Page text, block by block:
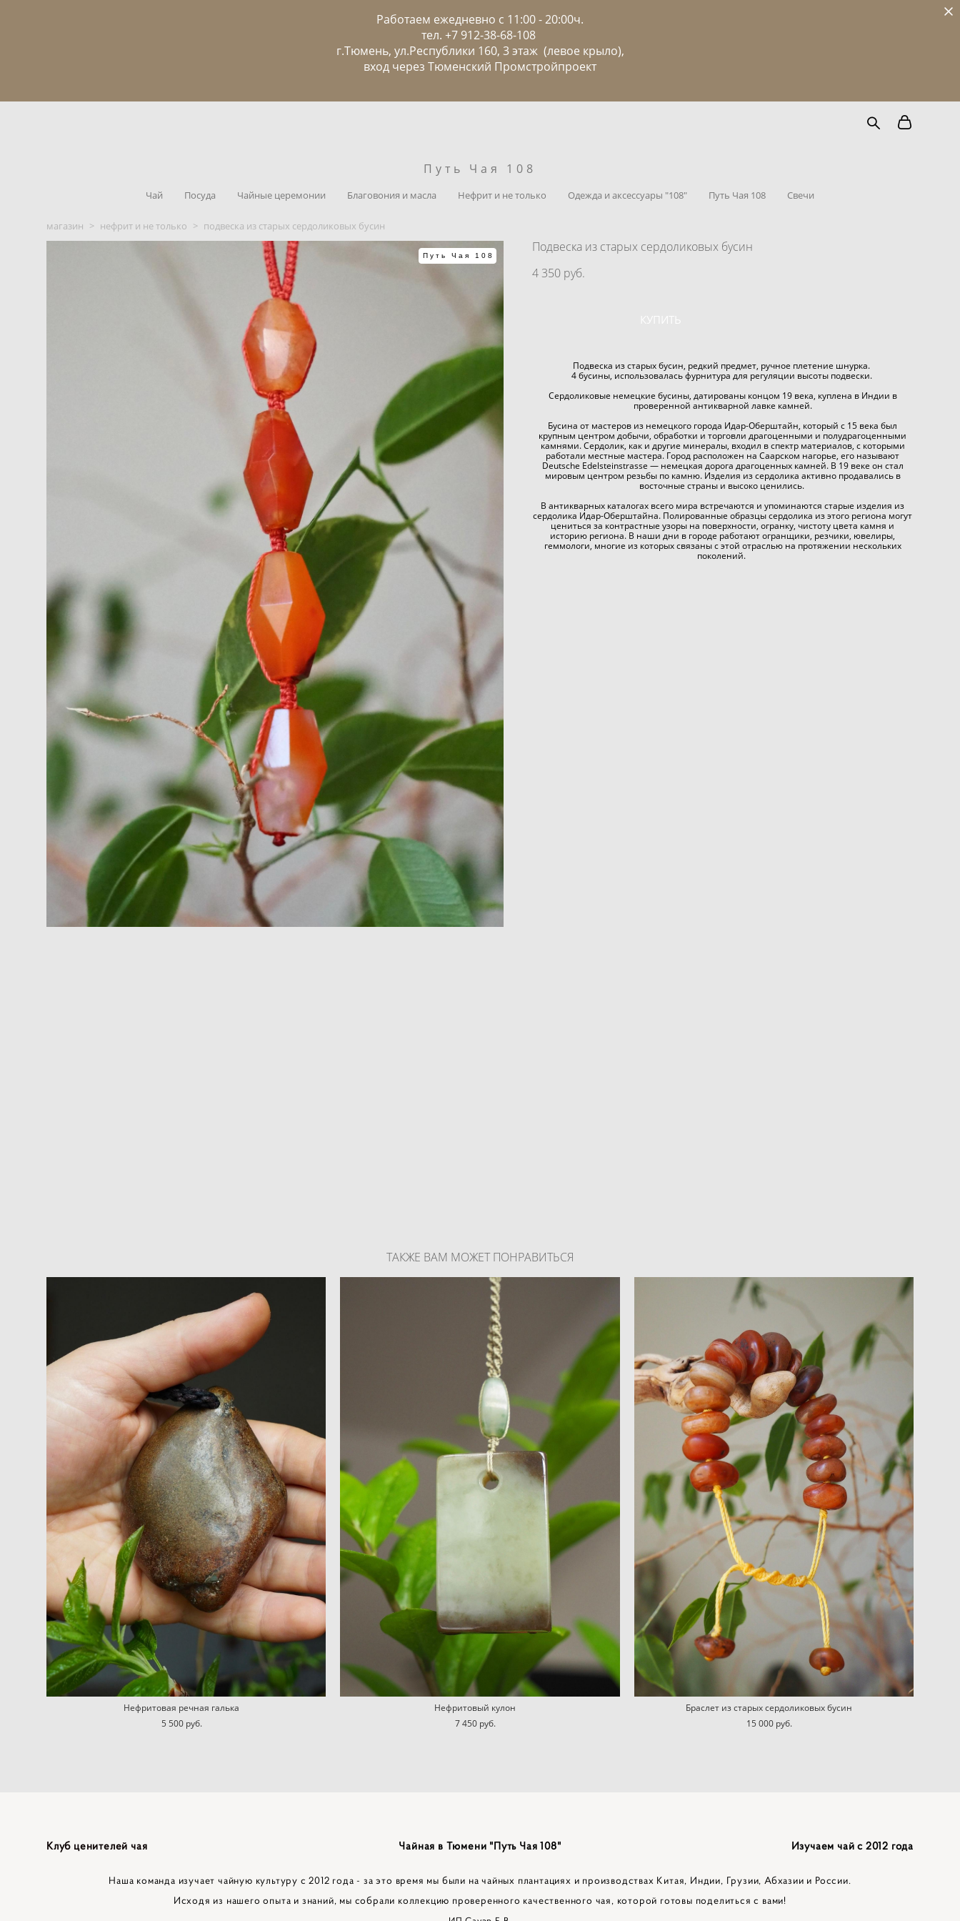
Работаем ежедневно с 11:00 - 20:00ч.
тел. +7 912-38-68-108
г.Тюмень, ул.Республики 160, 3 этаж (левое крыло),
вход через Тюменский Промстройпроект
Путь Чая 108
Чай Посуда Чайные церемонии Благовония и масла Нефрит и не только Одежда и аксессуары "108" Путь Чая 108 Свечи
магазин > нефрит и не только > подвеска из старых сердоликовых бусин
Путь Чая 108
Подвеска из старых сердоликовых бусин
4 350 pуб.
КУПИТЬ
Подвеска из старых бусин, редкий предмет, ручное плетение шнурка.
4 бусины, использовалась фурнитура для регуляции высоты подвески.
Сердоликовые немецкие бусины, датированы концом 19 века, куплена в Индии в
проверенной антикварной лавке камней.
Бусина от мастеров из немецкого города Идар-Оберштайн, который с 15 века был
крупным центром добычи, обработки и торговли драгоценными и полудрагоценными
камнями. Сердолик, как и другие минералы, входил в спектр материалов, с которыми
работали местные мастера. Город расположен на Саарском нагорье, его называют
Deutsche Edelsteinstrasse — немецкая дорога драгоценных камней. В 19 веке он стал
мировым центром резьбы по камню. Изделия из сердолика активно продавались в
восточные страны и высоко ценились.
В антикварных каталогах всего мира встречаются и упоминаются старые изделия из
сердолика Идар-Оберштайна. Полированные образцы сердолика из этого региона могут
цениться за контрастные узоры на поверхности, огранку, чистоту цвета камня и
историю региона. В наши дни в городе работают огранщики, резчики, ювелиры,
геммологи, многие из которых связаны с этой отраслью на протяжении нескольких
поколений.
ТАКЖЕ ВАМ МОЖЕТ ПОНРАВИТЬСЯ
Нефритовая речная галька
5 500 pуб.
Нефритовый кулон
7 450 pуб.
Браслет из старых сердоликовых бусин
15 000 pуб.
Клуб ценителей чая Чайная в Тюмени "Путь Чая 108" Изучаем чай с 2012 года
Наша команда изучает чайную культуру с 2012 года - за это время мы были на чайных плантациях и производствах Китая, Индии, Грузии, Абхазии и России.
Исходя из нашего опыта и знаний, мы собрали коллекцию проверенного качественного чая, которой готовы поделиться с вами!